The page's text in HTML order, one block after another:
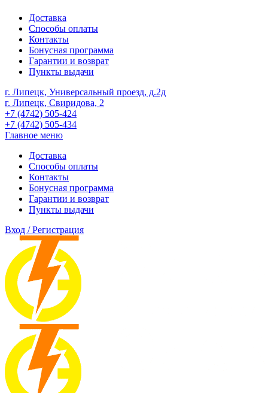
Доставка
Способы оплаты
Контакты
Бонусная программа
Гарантии и возврат
Пункты выдачи
г. Липецк, Универсальный проезд, д.2д
г. Липецк, Свиридова, 2
+7 (4742) 505-424
+7 (4742) 505-434
Главное меню
Доставка
Способы оплаты
Контакты
Бонусная программа
Гарантии и возврат
Пункты выдачи
Вход / Регистрация